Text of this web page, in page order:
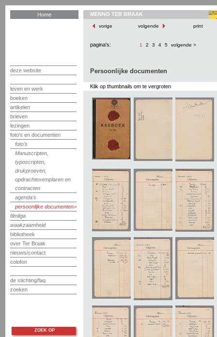
Home
deze website
leven en werk
boeken
artikelen
brieven
lezingen
foto's en documenten
foto's
Manuscripten,
typoscripten,
drukproeven,
opdrachtexemplaren en
contracten
agenda's
persoonlijke documenten
filmliga
waakzaamheid
bibliotheek
over Ter Braak
nieuws/contact
colofon
de stichting/faq
zoeken
MENNO TER BRAAK
vorige volgende print
pagina's: 1 2 3 4 5 volgende >
Persoonlijke documenten
Klik op thumbnails om te vergroten
ZOEK OP